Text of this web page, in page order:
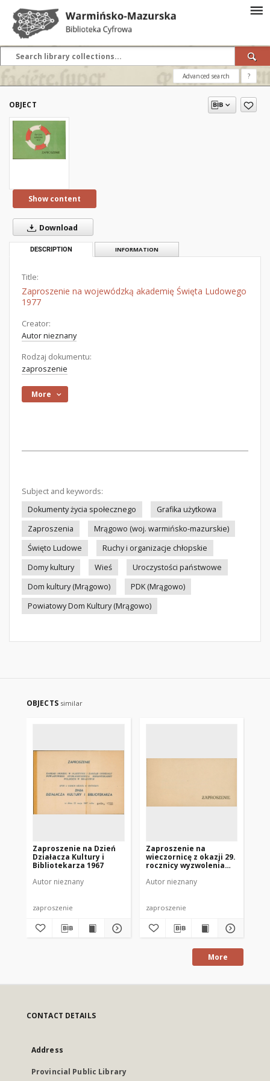
Advanced search ?
OBJECT
Show content
Download
DESCRIPTION INFORMATION
Title:
Zaproszenie na wojewódzką akademię Święta Ludowego
1977
Creator:
Autor nieznany
Rodzaj dokumentu:
zaproszenie
More
Subject and keywords:
Dokumenty życia społecznego
Grafika użytkowa
Zaproszenia
Mrągowo (woj. warmińsko-mazurskie)
Święto Ludowe
Ruchy i organizacje chłopskie
Domy kultury
Wieś
Uroczystości państwowe
Dom kultury (Mrągowo)
PDK (Mrągowo)
Powiatowy Dom Kultury (Mrągowo)
OBJECTS similar
Zaproszenie na Dzień
Działacza Kultury i
Bibliotekarza 1967
Autor nieznany
zaproszenie
Zaproszenie na
wieczornicę z okazji 29.
rocznicy wyzwolenia
Autor nieznany
zaproszenie
More
CONTACT DETAILS
Address
Provincial Public Library